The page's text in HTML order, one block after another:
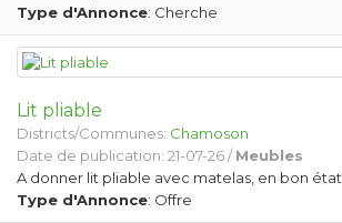
Type d'Annonce: Cherche
Lit pliable
Districts/Communes: Chamoson
Date de publication: 21-07-26 /Meubles
A donner lit pliable avec matelas, en bon état
Type d'Annonce: Offre